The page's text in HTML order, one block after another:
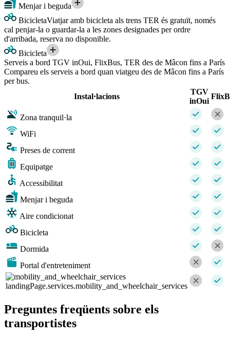
Menjar i beguda
BicicletaViatjar amb bicicleta als trens TER és gratuït, només
cal penjar-la o guardar-la a les zones designades per ordre
d'arribada, reserva no disponible.
Bicicleta
Serveis a bord TGV inOui, FlixBus, TER des de Mâcon fins a París
Compareu els serveis a bord quan viatgeu des de Mâcon fins a París
per bus.
Instal·lacions
TGV
inOui
Zona tranquil·la
WiFi
Preses de corrent
Equipatge
Accessibilitat
Menjar i beguda
Aire condicionat
Bicicleta
Dormida
Portal d'entreteniment
landingPage.services.mobility_and_wheelchair_services
Preguntes freqüents sobre els
transportistes